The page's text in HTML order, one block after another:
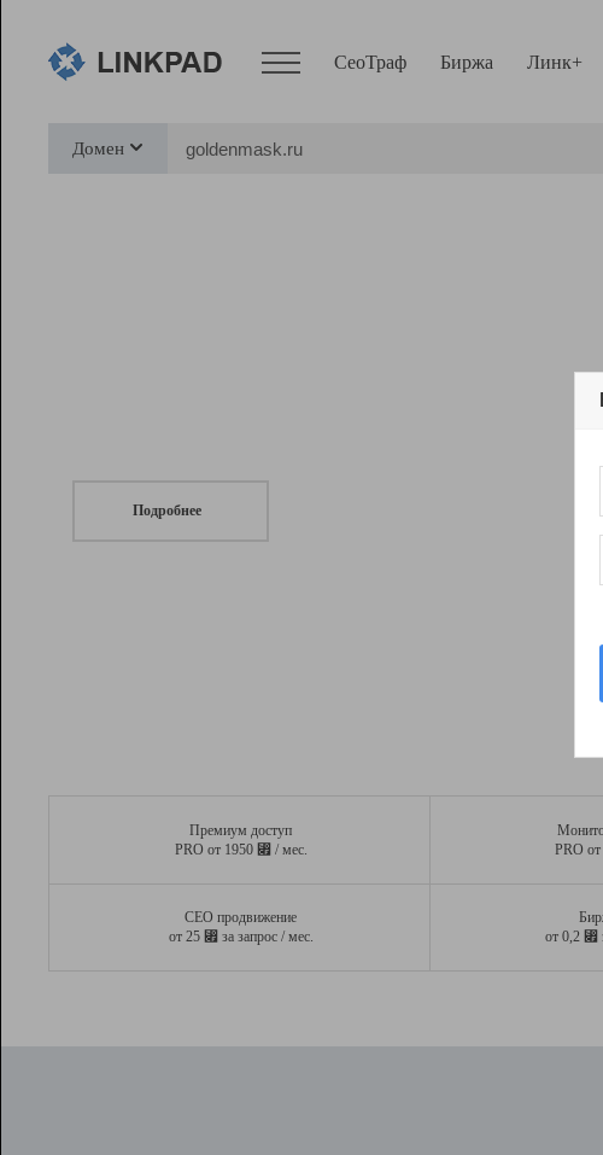
СеоТраф Биржа Линк+
Домен
Подробнее
Премиум доступ
PRO от 1950 ⃏ / мес.
PRO
СЕО продвижение
от 25 ⃏ за запрос / мес.
от 0,2 ⃏